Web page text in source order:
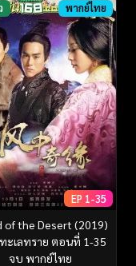
พากย์ไทย
EP 1-35
of the Desert (2019)
ะเลทราย ตอนที่ 1-35
จบ พากย์ไทย